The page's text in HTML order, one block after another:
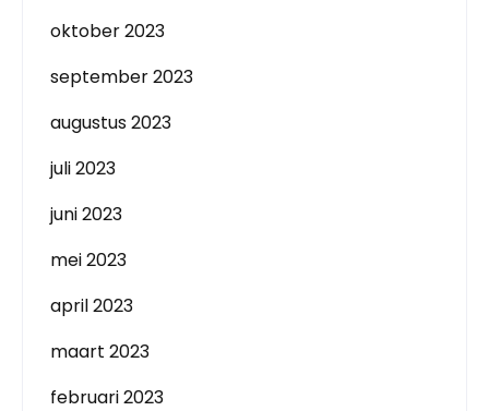
oktober 2023
september 2023
augustus 2023
juli 2023
juni 2023
mei 2023
april 2023
maart 2023
februari 2023